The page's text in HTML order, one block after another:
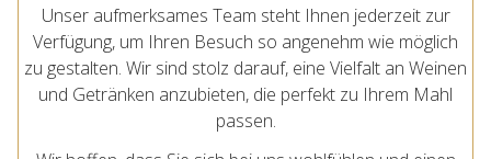
Unser aufmerksames Team steht Ihnen jederzeit zur
Verfügung, um Ihren Besuch so angenehm wie möglich
zu gestalten. Wir sind stolz darauf, eine Vielfalt an Weinen
und Getränken anzubieten, die perfekt zu Ihrem Mahl
passen.